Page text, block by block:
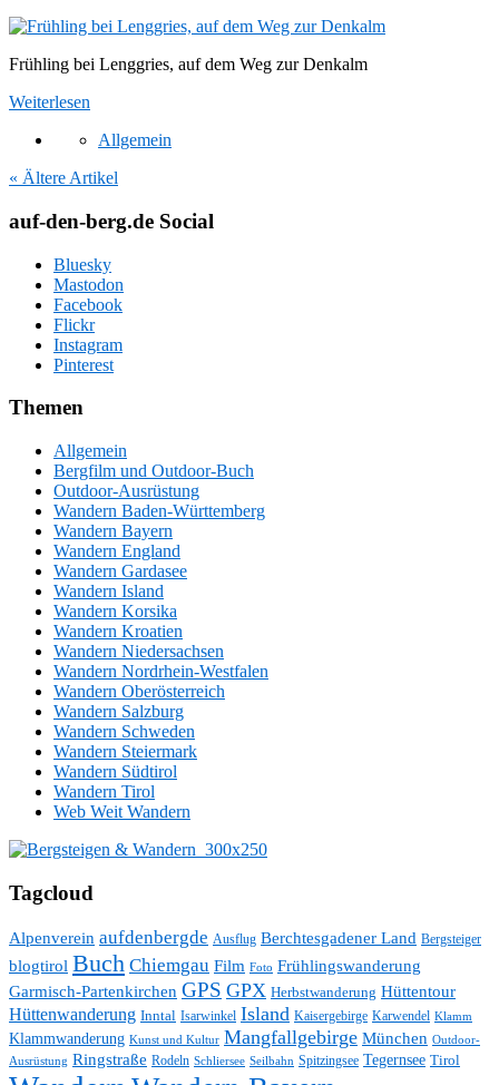
Frühling bei Lenggries, auf dem Weg zur Denkalm
Weiterlesen
Allgemein
« Ältere Artikel
auf-den-berg.de Social
Bluesky
Mastodon
Facebook
Flickr
Instagram
Pinterest
Themen
Allgemein
Bergfilm und Outdoor-Buch
Outdoor-Ausrüstung
Wandern Baden-Württemberg
Wandern Bayern
Wandern England
Wandern Gardasee
Wandern Island
Wandern Korsika
Wandern Kroatien
Wandern Niedersachsen
Wandern Nordrhein-Westfalen
Wandern Oberösterreich
Wandern Salzburg
Wandern Schweden
Wandern Steiermark
Wandern Südtirol
Wandern Tirol
Web Weit Wandern
Tagcloud
Alpenverein aufdenbergde Ausflug Berchtesgadener Land Bergsteiger
blogtirol Buch Chiemgau Film Foto Frühlingswanderung
Garmisch-Partenkirchen GPS GPX Herbstwanderung Hüttentour
Hüttenwanderung Inntal Isarwinkel Island Kaisergebirge Karwendel Klamm
Klammwanderung Kunst und Kultur Mangfallgebirge München Outdoor-
Ausrüstung Ringstraße Rodeln Schliersee Seilbahn Spitzingsee Tegernsee Tirol